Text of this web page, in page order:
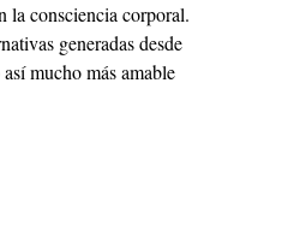
la consciencia corporal.
generadas desde
mucho más amable